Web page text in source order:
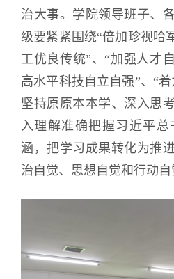
治大事。学院领导班子、
级要紧紧围绕“倍加珍视哈
工优良传统”、“加强人才
高水平科技自立自强”、“着
坚持原原本本学、深入思
入理解准确把握习近平
涵，把学习成果转化为推
治自觉、思想自觉和行动自